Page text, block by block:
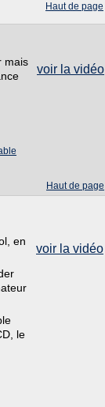
Haut de page
voir la vidéo
mais
Haut de page
voir la vidéo
en
le